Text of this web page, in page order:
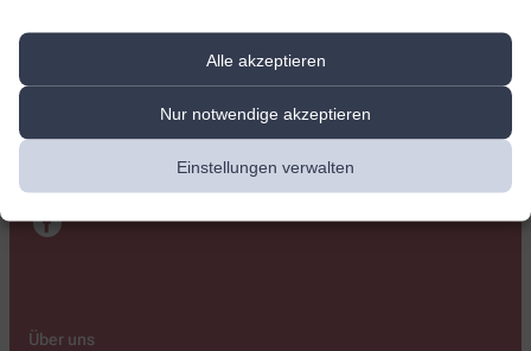
Alle akzeptieren
Nur notwendige akzeptieren
Einstellungen verwalten
39261 Zerbst
039233406
info@neue-apotheke-zerbst.de
Über uns